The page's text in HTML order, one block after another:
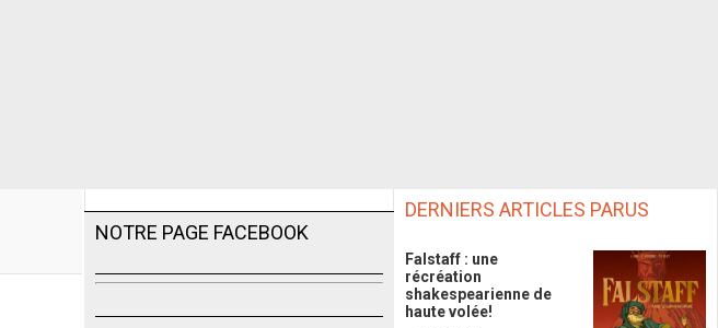
NOTRE PAGE FACEBOOK
DERNIERS ARTICLES PARUS
Falstaff : une
récréation
shakespearienne de
haute volée!